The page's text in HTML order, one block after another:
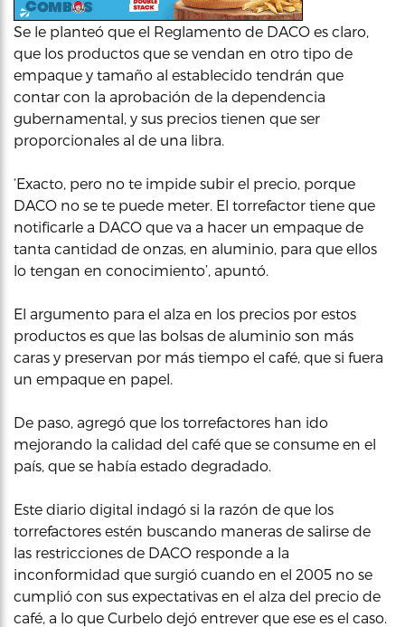
Se le planteó que el Reglamento de DACO es claro,
que los productos que se vendan en otro tipo de
empaque y tamaño al establecido tendrán que
contar con la aprobación de la dependencia
gubernamental, y sus precios tienen que ser
proporcionales al de una libra.
‘Exacto, pero no te impide subir el precio, porque
DACO no se te puede meter. El torrefactor tiene que
notificarle a DACO que va a hacer un empaque de
tanta cantidad de onzas, en aluminio, para que ellos
lo tengan en conocimiento’, apuntó.
El argumento para el alza en los precios por estos
productos es que las bolsas de aluminio son más
caras y preservan por más tiempo el café, que si fuera
un empaque en papel.
De paso, agregó que los torrefactores han ido
mejorando la calidad del café que se consume en el
país, que se había estado degradado.
Este diario digital indagó si la razón de que los
torrefactores estén buscando maneras de salirse de
las restricciones de DACO responde a la
inconformidad que surgió cuando en el 2005 no se
cumplió con sus expectativas en el alza del precio de
café, a lo que Curbelo dejó entrever que ese es el caso.